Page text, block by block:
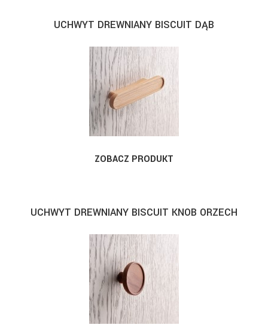
UCHWYT DREWNIANY BISCUIT DĄB
ZOBACZ PRODUKT
UCHWYT DREWNIANY BISCUIT KNOB ORZECH